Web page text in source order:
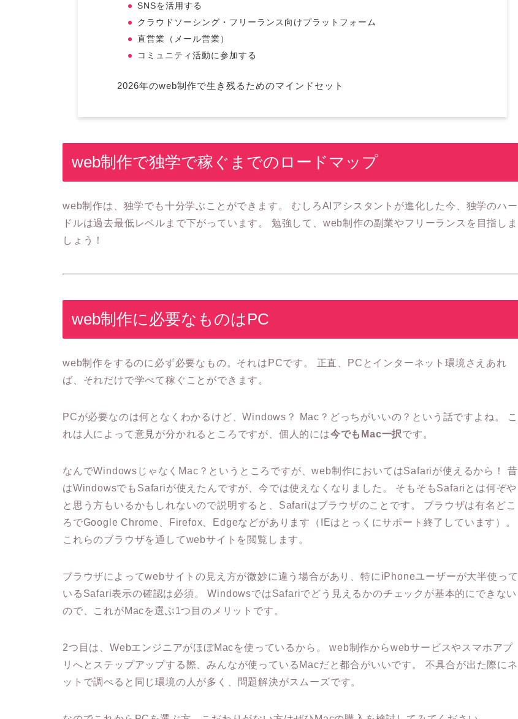
SNSを活用する
クラウドソーシング・フリーランス向けプラットフォーム
直営業（メール営業）
コミュニティ活動に参加する
2026年のweb制作で生き残るためのマインドセット
web制作で独学で稼ぐまでのロードマップ
web制作は、独学でも十分学ぶことができます。 むしろAIアシスタントが進化した今、独学のハー
ドルは過去最低レベルまで下がっています。 勉強して、web制作の副業やフリーランスを目指しま
しょう！
web制作に必要なものはPC
web制作をするのに必ず必要なもの。それはPCです。 正直、PCとインターネット環境さえあれ
ば、それだけで学べて稼ぐことができます。
PCが必要なのは何となくわかるけど、Windows？ Mac？どっちがいいの？という話ですよね。 こ
れは人によって意見が分かれるところですが、個人的には今でもMac一択です。
なんでWindowsじゃなくMac？というところですが、web制作においてはSafariが使えるから！ 昔
はWindowsでもSafariが使えたんですが、今では使えなくなりました。 そもそもSafariとは何ぞや
と思う方もいるかもしれないので説明すると、Safariはブラウザのことです。 ブラウザは有名どこ
ろでGoogle Chrome、Firefox、Edgeなどがあります（IEはとっくにサポート終了しています）。
これらのブラウザを通してwebサイトを閲覧します。
ブラウザによってwebサイトの見え方が微妙に違う場合があり、特にiPhoneユーザーが大半使って
いるSafari表示の確認は必須。 WindowsではSafariでどう見えるかのチェックが基本的にできない
ので、これがMacを選ぶ1つ目のメリットです。
2つ目は、WebエンジニアがほぼMacを使っているから。 web制作からwebサービスやスマホアプ
リへとステップアップする際、みんなが使っているMacだと都合がいいです。 不具合が出た際にネ
ットで調べると同じ環境の人が多く、問題解決がスムーズです。